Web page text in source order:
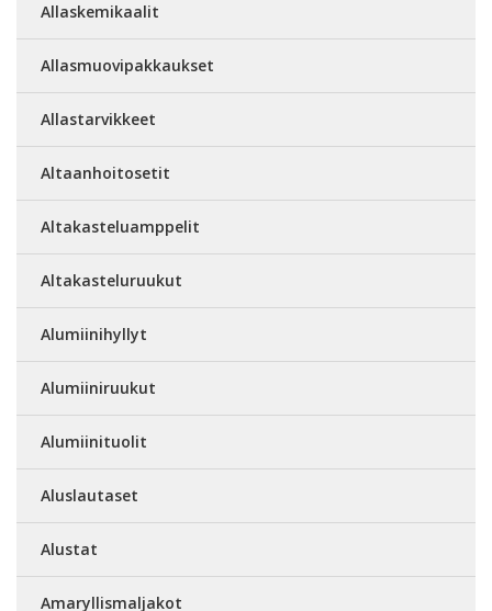
Allaskemikaalit
Allasmuovipakkaukset
Allastarvikkeet
Altaanhoitosetit
Altakasteluamppelit
Altakasteluruukut
Alumiinihyllyt
Alumiiniruukut
Alumiinituolit
Aluslautaset
Alustat
Amaryllismaljakot